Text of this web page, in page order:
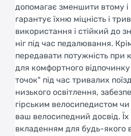
допомагає зменшити втому і
гарантує їхню міцність і
використання і стійкий до
ніг під час педалювання.
передавати потужність при
для комфортного
точок" під час тривалих
низького освітлення,
гірським велосипедистом
ваш велосипедний досвід.
вкладенням для будь-якого